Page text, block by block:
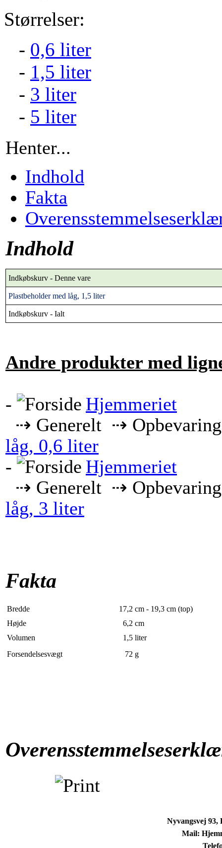
Størrelser:
- 0,6 liter
- 1,5 liter
- 3 liter
- 5 liter
Henter...
Indhold
Fakta
Indhold
Indkøbskurv - Denne vare
Plastbeholder med låg, 1,5 liter
Indkøbskurv - Ialt
Andre produkter med
-
Hjemmeriet
⇢ Generelt ⇢
låg, 0,6 liter
-
Hjemmeriet
⇢ Generelt ⇢
låg, 3 liter
Fakta
Bredde 17,2 cm - 19,3 cm (top)
Højde
6,2 cm
Volumen
1,5 liter
Forsendelsesvægt
72 g
Nyvangsvej 93,
Mail: